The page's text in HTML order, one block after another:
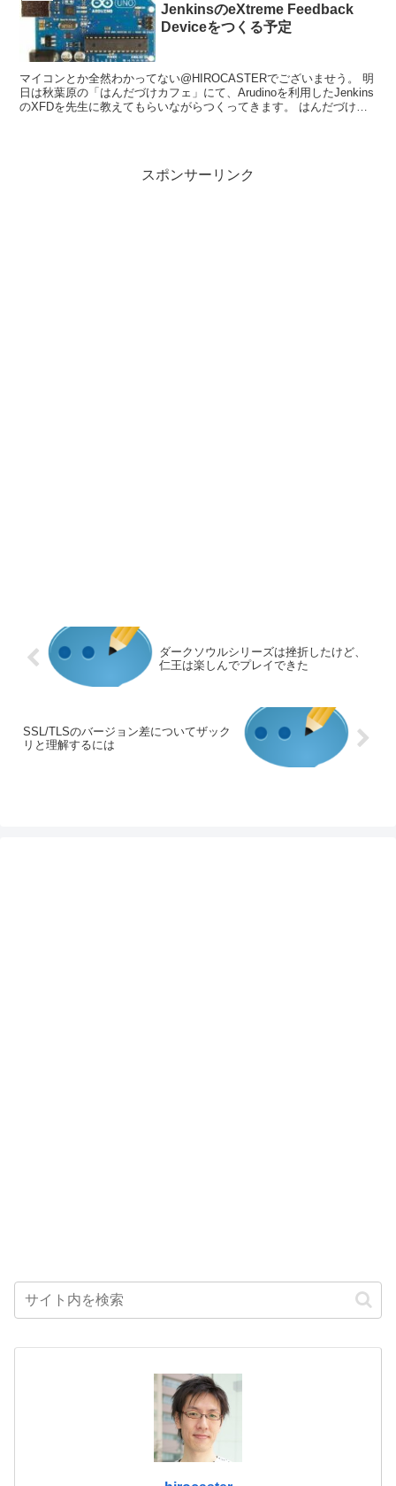
JenkinsのeXtreme Feedback
Deviceをつくる予定
マイコンとか全然わかってない@HIROCASTERでございませう。 明
日は秋葉原の「はんだづけカフェ」にて、Arudinoを利用したJenkins
のXFDを先生に教えてもらいながらつくってきます。 はんだづけカ
スポンサーリンク
ダークソウルシリーズは挫折したけど、
仁王は楽しんでプレイできた
SSL/TLSのバージョン差についてザック
リと理解するには